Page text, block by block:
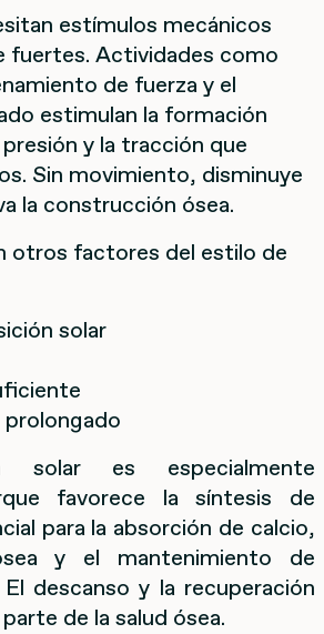
estímulos mecánicos
fuertes. Actividades como
de fuerza y el
estimulan la formación
y la tracción que
Sin movimiento, disminuye
la construcción ósea.
otros factores del estilo de
solar
solar es especialmente
favorece la síntesis de
para la absorción de calcio,
y el mantenimiento de
descanso y la recuperación
de la salud ósea.